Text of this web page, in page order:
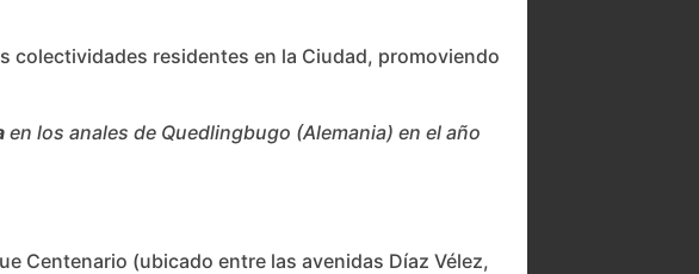
colectividades residentes en la Ciudad, promoviendo
en los anales de Quedlingbugo (Alemania) en el año
Centenario (ubicado entre las avenidas Díaz Vélez,